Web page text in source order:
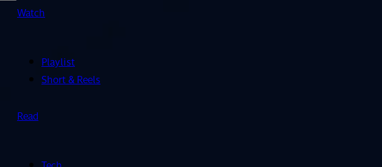
Watch
Playlist
Short & Reels
Read